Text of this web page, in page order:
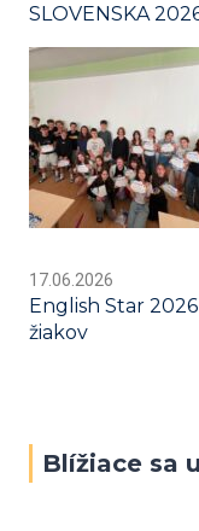
SLOVENSKA
17.06.2026
English Star
žiakov
Blížiace sa